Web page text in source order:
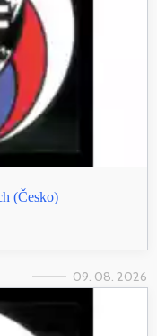
(Česko)
09. 08. 2026